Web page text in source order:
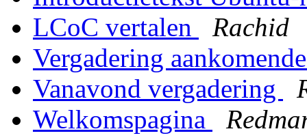
LCoC vertalen
Rachid
Vergadering
Vanavond vergadering
Welkomspagina